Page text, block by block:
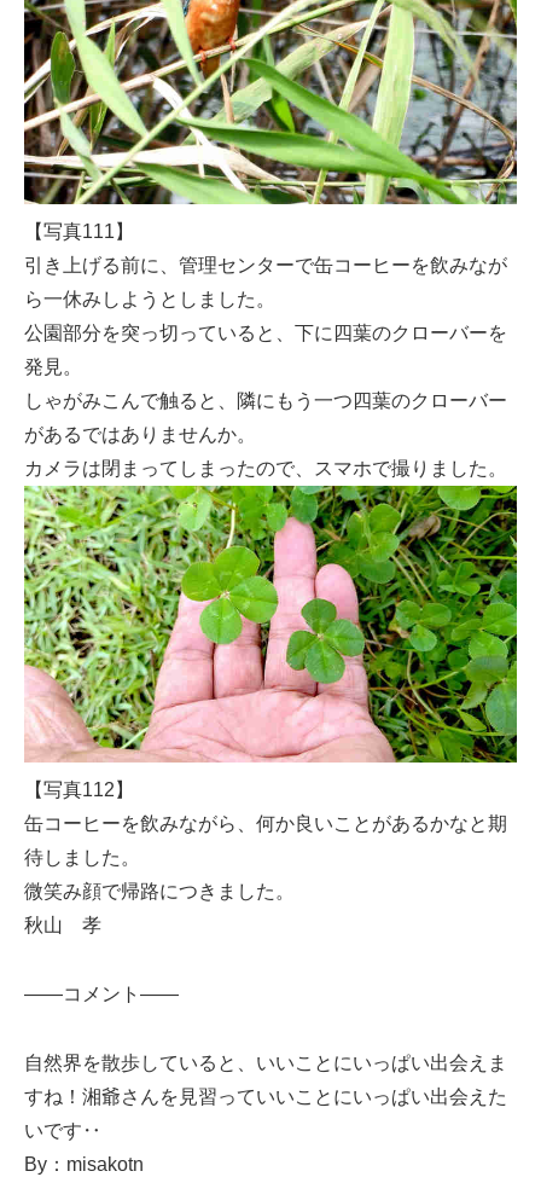
【写真111】
引き上げる前に、管理センターで缶コーヒーを飲みなが
ら一休みしようとしました。
公園部分を突っ切っていると、下に四葉のクローバーを
発見。
しゃがみこんで触ると、隣にもう一つ四葉のクローバー
があるではありませんか。
カメラは閉まってしまったので、スマホで撮りました。
【写真112】
缶コーヒーを飲みながら、何か良いことがあるかなと期
待しました。
微笑み顔で帰路につきました。
秋山 孝
——コメント——
自然界を散歩していると、いいことにいっぱい出会えま
すね！湘爺さんを見習っていいことにいっぱい出会えた
いです‥
By：misakotn